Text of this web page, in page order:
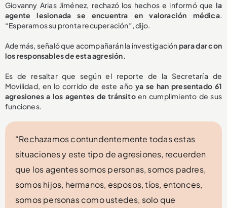
Giovanny Arias Jiménez, rechazó los hechos e informó que la
agente lesionada se encuentra en valoración médica.
“Esperamos su pronta recuperación”, dijo.
Además, señaló que acompañarán la investigaciónpara dar con
los responsables de esta agresión.
Es de resaltar que según el reporte de la Secretaría de
Movilidad, en lo corrido de este año ya se han presentado 61
agresiones a los agentes de tránsitoen cumplimiento de sus
funciones.
“Rechazamos contundentemente todas estas
situaciones y este tipo de agresiones, recuerden
que los agentes somos personas, somos padres,
somos hijos, hermanos, esposos, tíos, entonces,
somos personas como ustedes, solo que